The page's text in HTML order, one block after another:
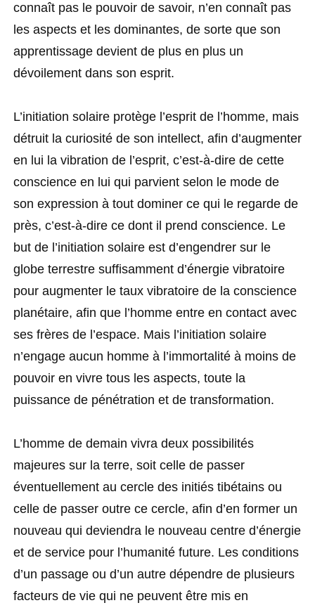
connaît pas le pouvoir de savoir, n’en connaît pas
les aspects et les dominantes, de sorte que son
apprentissage devient de plus en plus un
dévoilement dans son esprit.
L’initiation solaire protège l’esprit de l’homme, mais
détruit la curiosité de son intellect, afin d’augmenter
en lui la vibration de l’esprit, c’est-à-dire de cette
conscience en lui qui parvient selon le mode de
son expression à tout dominer ce qui le regarde de
près, c’est-à-dire ce dont il prend conscience. Le
but de l’initiation solaire est d’engendrer sur le
globe terrestre suffisamment d’énergie vibratoire
pour augmenter le taux vibratoire de la conscience
planétaire, afin que l’homme entre en contact avec
ses frères de l’espace. Mais l’initiation solaire
n’engage aucun homme à l’immortalité à moins de
pouvoir en vivre tous les aspects, toute la
puissance de pénétration et de transformation.
L’homme de demain vivra deux possibilités
majeures sur la terre, soit celle de passer
éventuellement au cercle des initiés tibétains ou
celle de passer outre ce cercle, afin d’en former un
nouveau qui deviendra le nouveau centre d’énergie
et de service pour l’humanité future. Les conditions
d’un passage ou d’un autre dépendre de plusieurs
facteurs de vie qui ne peuvent être mis en